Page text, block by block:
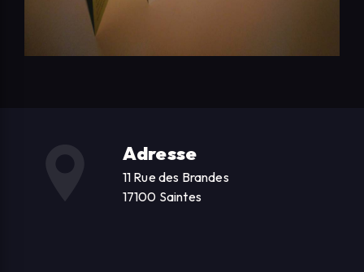
Adresse
11 Rue des Brandes
17100 Saintes